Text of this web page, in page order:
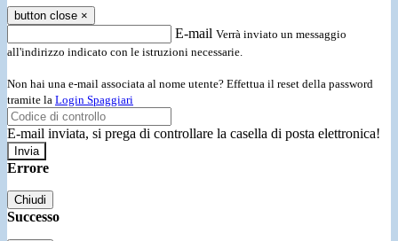
button close ×
E-mail Verrà inviato un messaggio
all'indirizzo indicato con le istruzioni necessarie.
Non hai una e-mail associata al nome utente? Effettua il reset della password
tramite la Login Spaggiari
E-mail inviata, si prega di controllare la casella di posta elettronica!
Errore
Chiudi
Successo